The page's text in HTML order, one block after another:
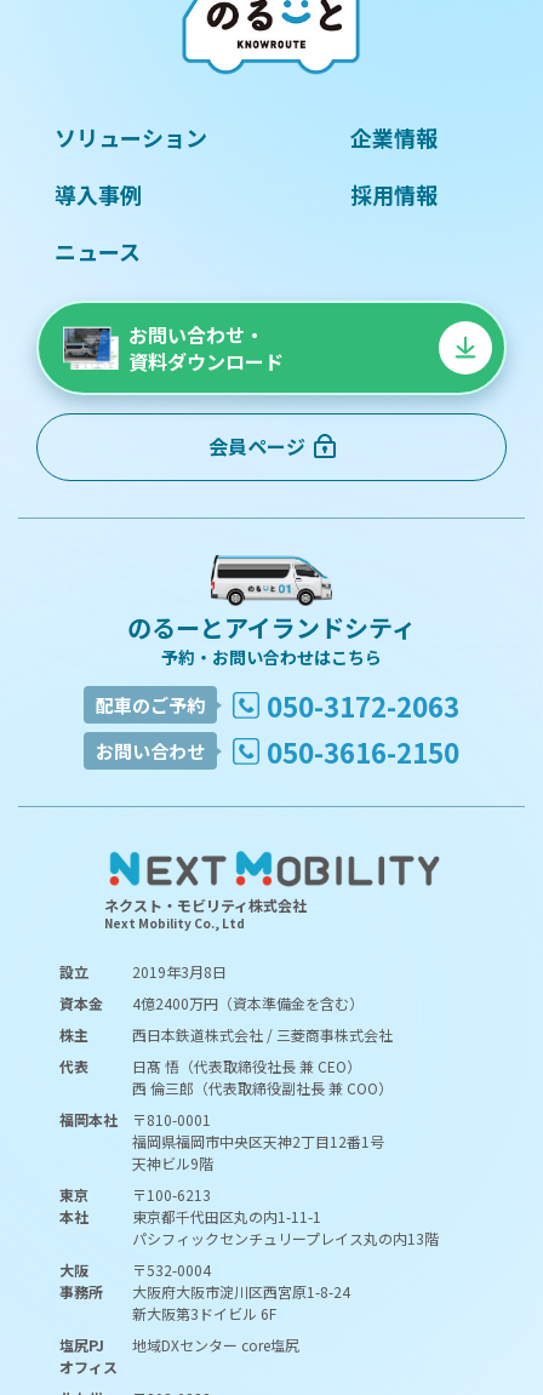
ソリューション
導入事例
ニュース
企業情報
採用情報
お問い合わせ・
資料ダウンロード
会員ページ
のるーとアイランドシティ
予約・お問い合わせはこちら
配車のご予約 050-3172-2063
お問い合わせ 050-3616-2150
ネクスト・モビリティ株式会社
Next Mobility Co., Ltd
設立
2019年3月8日
資本金
4億2400万円（資本準備金を含む）
株主
西日本鉄道株式会社 / 三菱商事株式会社
代表
日髙 悟（代表取締役社長 兼 CEO）
西 倫三郎（代表取締役副社長 兼 COO）
福岡本社
〒810-0001
福岡県福岡市中央区天神2丁目12番1号
天神ビル9階
東京
本社
〒100-6213
東京都千代田区丸の内1-11-1
パシフィックセンチュリープレイス丸の内13階
大阪
事務所
〒532-0004
大阪府大阪市淀川区西宮原1-8-24
新大阪第3ドイビル 6F
塩尻PJ
オフィス
地域DXセンター core塩尻